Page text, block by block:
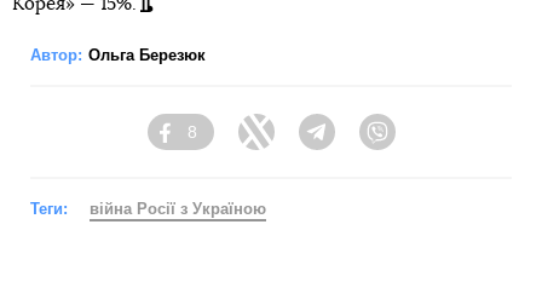
Корея» — 15%.
Автор: Ольга Березюк
Facebook
8
Twitter TelegramViber
Теги: війна Росії з Україною